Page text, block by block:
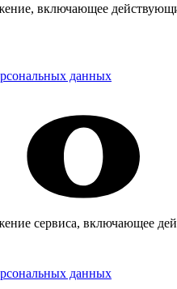
включающее
данных
сервиса, включающее
данных